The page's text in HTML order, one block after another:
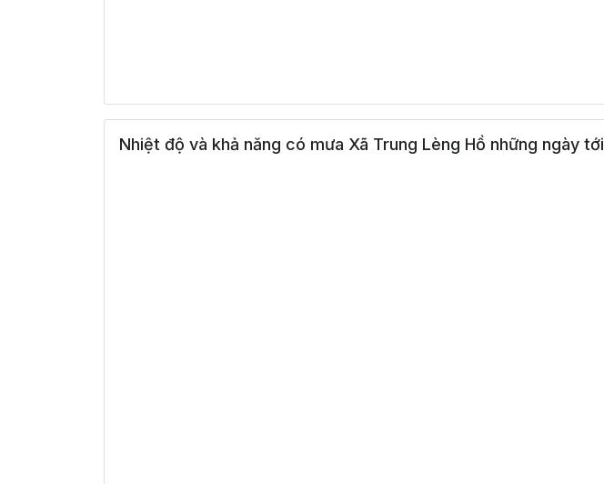
Nhiệt độ và khả năng có mưa Xã Trung Lèng Hồ những ngày tới